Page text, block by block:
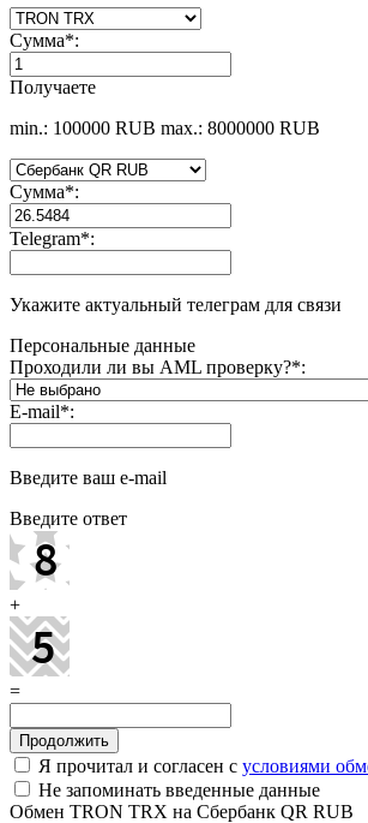
Сумма*:
Получаете
min.: 100000 RUB max.: 8000000 RUB
Сумма*:
Telegram*:
Укажите актуальный телеграм для связи
Персональные данные
Проходили ли вы AML проверку?*:
E-mail*:
Введите ваш e-mail
Введите ответ
+
=
Я прочитал и согласен с условиями
Не запоминать введенные данные
Обмен TRON TRX на Сбербанк QR RUB